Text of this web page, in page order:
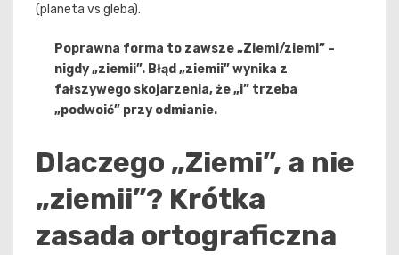
(planeta vs gleba).
Poprawna forma to zawsze „Ziemi/ziemi” –
nigdy „ziemii”. Błąd „ziemii” wynika z
fałszywego skojarzenia, że „i” trzeba
„podwoić” przy odmianie.
Dlaczego „Ziemi”, a nie
„ziemii”? Krótka
zasada ortograficzna